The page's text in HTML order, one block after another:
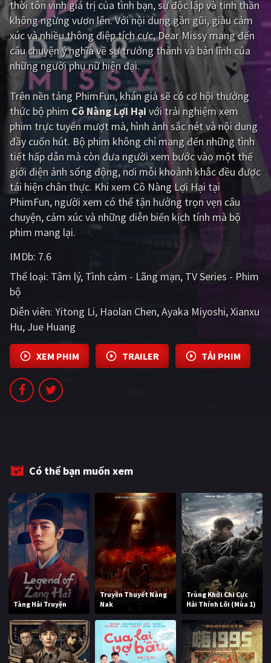
Giật gân Gia đình
Bí ẩn Lịch sử
Viễn Tây Tiểu sử
GameShow DramaTV
QUỐC GIA
Âu - Mỹ Trung Quốc - Hồng Kông
Hàn Quốc Nhật Bản
Ấn Độ Việt Nam
Tổng hợp
CẬP NHẬT
PHIM MỚI
PHIM BỘ
PHIM LẺ
PHIM CHIẾU RẠP
TUYỂN TẬP PHIM
BLOG
thời tôn vinh giá trị của tình bạn, sự độc lập và tinh thần
không ngừng vươn lên. Với nội dung gần gũi, giàu cảm
xúc và nhiều thông điệp tích cực, Dear Missy mang đến
câu chuyện ý nghĩa về sự trưởng thành và bản lĩnh của
những người phụ nữ hiện đại.
Trên nền tảng PhimFun, khán giả sẽ có cơ hội thưởng
thức bộ phim Cô Nàng Lợi Hạivới trải nghiệm xem
phim trực tuyến mượt mà, hình ảnh sắc nét và nội dung
đầy cuốn hút. Bộ phim không chỉ mang đến những tình
tiết hấp dẫn mà còn đưa người xem bước vào một thế
giới điện ảnh sống động, nơi mỗi khoảnh khắc đều được
tái hiện chân thực. Khi xem Cô Nàng Lợi Hại tại
PhimFun, người xem có thể tận hưởng trọn vẹn câu
chuyện, cảm xúc và những diễn biến kịch tính mà bộ
phim mang lại.
IMDb: 7.6
Thể loại: Tâm lý Tình cảm - Lãng mạn TV Series - Phim
bộ
Diễn viên: Yitong Li Haolan Chen Ayaka Miyoshi Xianxu
Hu Jue Huang
XEM PHIM TRAILER TẢI PHIM
Có thể bạn muốn xem
Tàng Hải Truyện
Truyền Thuyết Nàng
Nak
Trùng Khởi Chi Cực
Hải Thính Lôi (Mùa 1)